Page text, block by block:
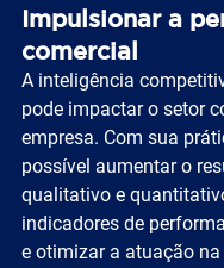
Impulsionar a
comercial
A inteligência
pode impactar o setor
empresa. Com sua
possível aumentar o
qualitativo e
indicadores de
e otimizar a atuação